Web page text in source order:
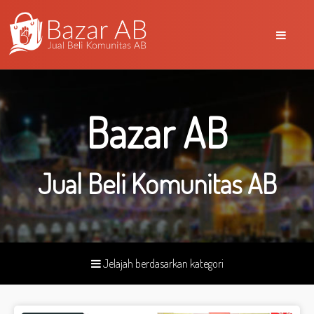
Bazar AB
Jual Beli Komunitas AB
Jelajah berdasarkan kategori